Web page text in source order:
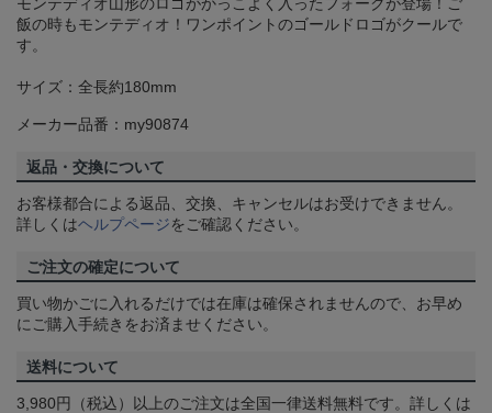
飯の時もモンテディオ！ワンポイントのゴールドロゴがクールで
す。
サイズ：全長約180mm
メーカー品番：my90874
返品・交換について
お客様都合による返品、交換、キャンセルはお受けできません。
詳しくはヘルプページをご確認ください。
ご注文の確定について
買い物かごに入れるだけでは在庫は確保されませんので、お早め
にご購入手続きをお済ませください。
送料について
3,980円（税込）以上のご注文は全国一律送料無料です。詳しくは